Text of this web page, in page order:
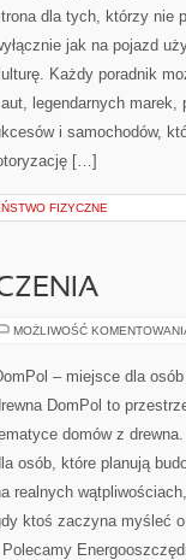
dla tych, którzy nie
jak na pojazd
Każdy poradnik
legendarnych marek,
i samochodów,
[…]
FIZYCZNE
MOŻLIWOŚĆ
– miejsce dla
DomPol to
domów z
osób, które planują
realnych
ktoś zaczyna myśleć o